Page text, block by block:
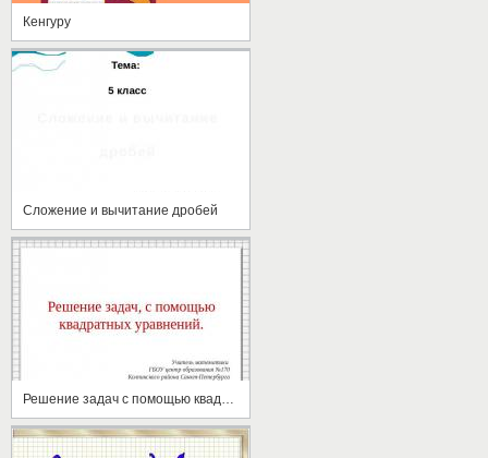
Кенгуру
Сложение и вычитание дробей